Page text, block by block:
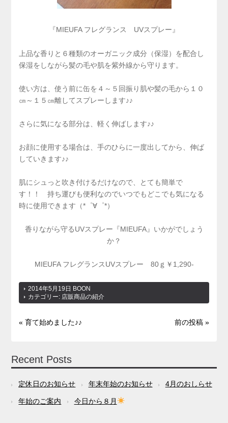
『MIEUFA フレグランス UVスプレー』
上品な香りと６種類のオーガニック成分（保湿）を配合し
保湿をしながら髪の毛や肌を紫外線から守ります。
使い方は、使う前に缶を４～５回振り肌や髪の毛から１０
㎝～１５㎝離してスプレーします♪♪
さらに気になる部分は、軽く伸ばします♪♪
お顔に使用する場合は、手のひらに一度出してから、伸ば
していきます♪♪
肌にシュっと吹き付けるだけなので、とても簡単で
す！！ 持ち運びも便利なのでいつでもどこでも気になる
時に使用できます（*゜∀゜*）
香りながら守るUVスプレー『MIEUFA』いかがでしょう
か？
MIEUFA フレグランスUVスプレー 80ｇ￥1,290-
2014年5月19日
BOON
カテゴリー: 店販商品の紹介
« 育て始めました♪♪ 前の投稿 »
Recent Posts
定休日のお知らせ 年末年始のお知らせ 4月のおしらせ
年始のご案内 今日から８月